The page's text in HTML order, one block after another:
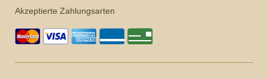
Akzeptierte Zahlungsarten